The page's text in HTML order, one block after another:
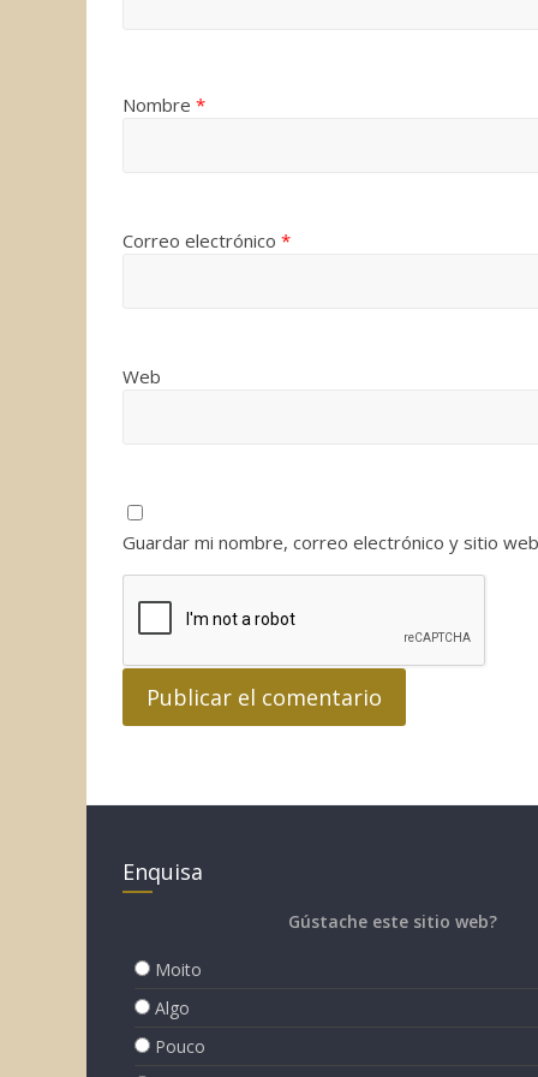
Nombre *
Correo electrónico *
Web
Guardar mi nombre, correo electrónico y sitio
Enquisa
Gústache este sitio web?
Moito
Algo
Pouco